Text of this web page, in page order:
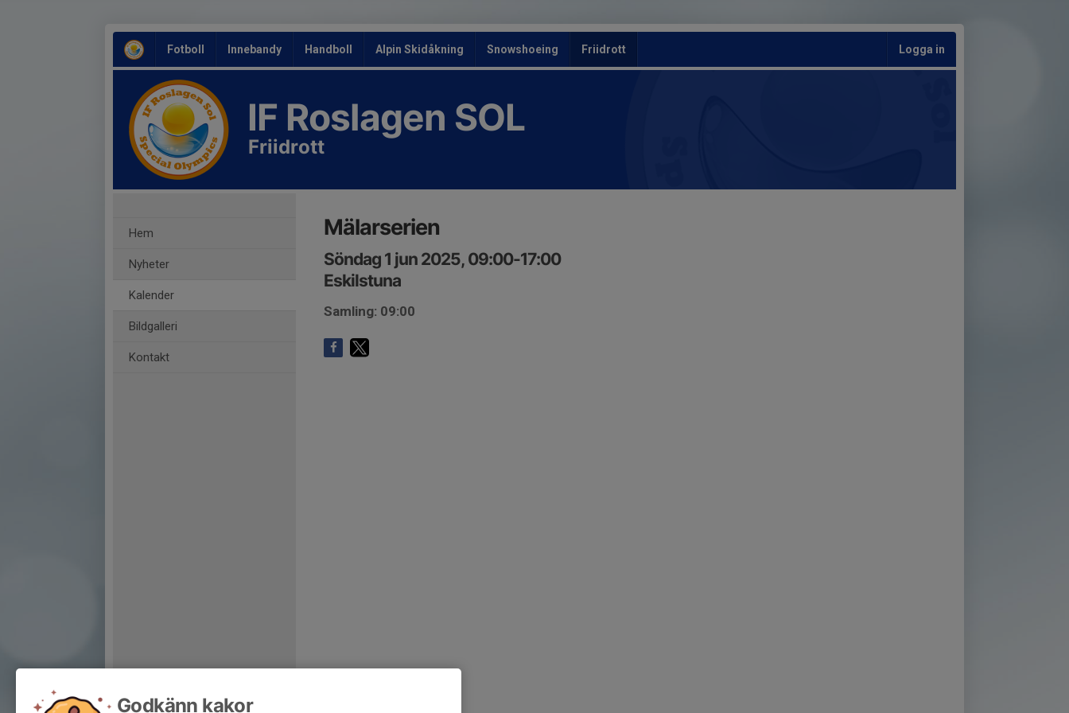
Fotboll Innebandy Handboll Alpin Skidåkning Snowshoeing Friidrott Logga in
IF Roslagen SOL
Friidrott
Hem
Nyheter
Kalender
Bildgalleri
Kontakt
Mälarserien
Söndag 1 jun 2025, 09:00-17:00
Eskilstuna
Samling: 09:00
Godkänn kakor